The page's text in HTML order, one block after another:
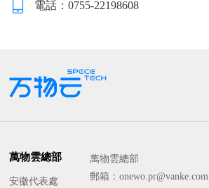
電話：0755-22198608
萬物雲總部
安徽代表處
萬物雲總部
郵箱：onewo.pr@vanke.com